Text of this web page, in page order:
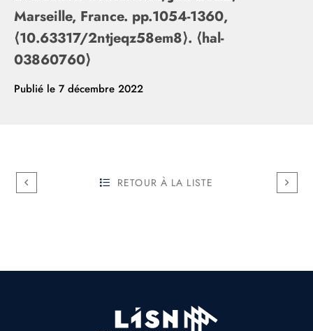
Marseille, France. pp.1054-1360,
⟨10.63317/2ntjeqz58em8⟩. ⟨hal-
03860760⟩
Publié le 7 décembre 2022
RETOUR À LA LISTE